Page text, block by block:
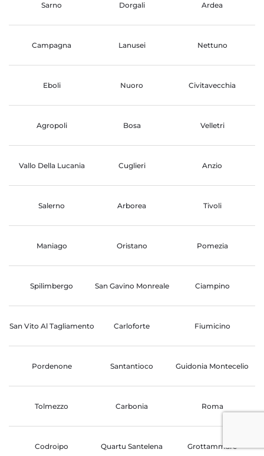
Sarno Dorgali Ardea
Campagna Lanusei Nettuno
Eboli Nuoro Civitavecchia
Agropoli Bosa Velletri
Vallo Della Lucania Cuglieri Anzio
Salerno Arborea Tivoli
Maniago Oristano Pomezia
Spilimbergo San Gavino Monreale Ciampino
San Vito Al Tagliamento Carloforte Fiumicino
Pordenone Santantioco Guidonia Montecelio
Tolmezzo Carbonia Roma
Codroipo Quartu Santelena Grottammare